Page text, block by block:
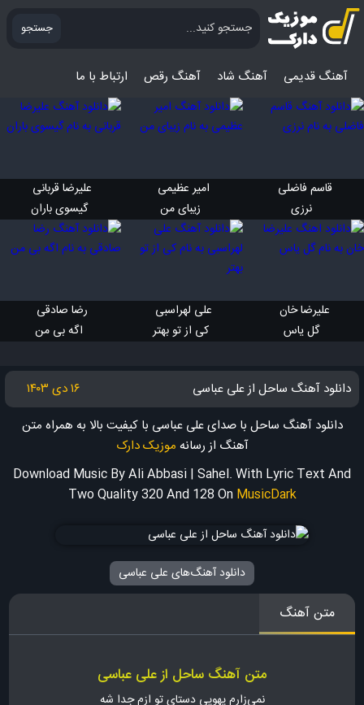
جستجو
آهنگ قدیمی آهنگ‌ شاد آهنگ رقص ارتباط با ما
قاسم فاضلی
نرزی
امیر عظیمی
زیبای من
علیرضا قربانی
گیسوی باران
علیرضا خان
گل یاس
علی لهراسبی
کی از تو بهتر
رضا صادقی
اگه بی من
دانلود آهنگ ساحل از علی عباسی
۱۶ دی ۱۴۰۳
دانلود آهنگ ساحل با صدای علی عباسی با کیفیت بالا به همراه متن
آهنگ از رسانه موزیک دارک
Download Music By Ali Abbasi | Sahel. With Lyric Text And
Two Quality 320 And 128 On MusicDark
دانلود آهنگ‌های علی عباسی
متن آهنگ
متن آهنگ ساحل از علی عباسی
نمی‌زارم ﻳﻬﻮﻳﻰ دﺳﺘﺎی ﺗﻮ ازم ﺟﺪا ﺷﻪ